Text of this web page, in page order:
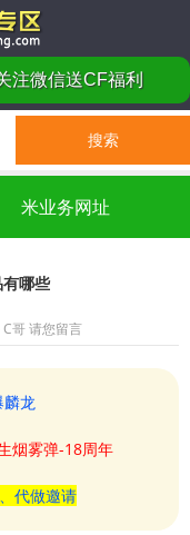
注微信送CF福利
米业务网址
哪些
C哥请您留言
麟龙
烟雾弹-18周年
代做邀请